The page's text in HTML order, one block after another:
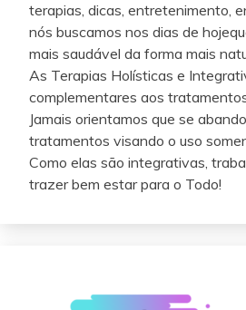
terapias, dicas, entretenimento,
nós buscamos nos dias de
mais saudável da forma mais
As Terapias Holísticas e
complementares aos
Jamais orientamos que se
tratamentos visando o uso
Como elas são integrativas,
trazer bem estar para o Todo!